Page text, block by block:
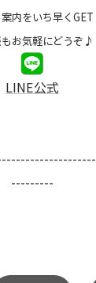
内をいち早くGET
もお気軽にどうぞ♪
LINE公式
---------